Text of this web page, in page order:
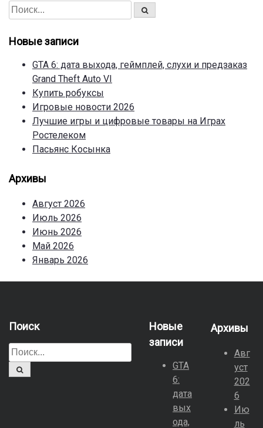
П
о
и
с
П
о
Новые записи
GTA 6: дата выхода, геймплей, слухи и предзаказ
Grand Theft Auto VI
Купить робуксы
Игровые новости 2026
Лучшие игры и цифровые товары на Играх
Ростелеком
Пасьянс Косынка
Архивы
Август 2026
Июль 2026
Июнь 2026
Май 2026
Январь 2026
Поиск
П
о
и
П
о
Новые
записи
GTA
6:
дата
вых
ода,
Архивы
Авг
уст
202
6
Ию
ль